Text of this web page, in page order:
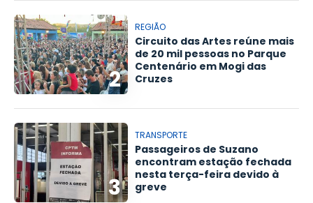
2
REGIÃO
Circuito das Artes reúne mais
de 20 mil pessoas no Parque
Centenário em Mogi das
Cruzes
3
TRANSPORTE
Passageiros de Suzano
encontram estação fechada
nesta terça-feira devido à
greve